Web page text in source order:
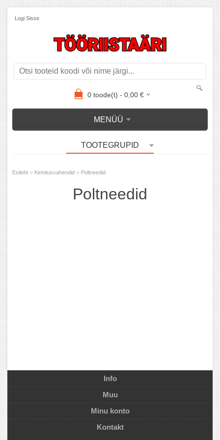
Logi Sisse
0toode(t) - 0,00€
MENÜÜ
TOOTEGRUPID
Esileht » Kinnitusvahendid » Poltneedid
Poltneedid
Info
Muu
Minu konto
Kontakt